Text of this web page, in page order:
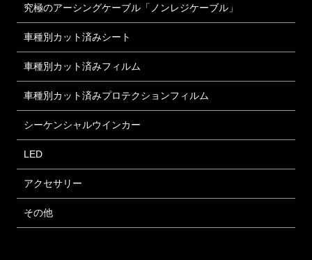
究極のアーシングケーブル「ノンレジケーブル」
車種別カット済みシート
車種別カット済みフィルム
車種別カット済みプロテクションフィルム
シーケンシャルウインカー
LED
アクセサリー
その他